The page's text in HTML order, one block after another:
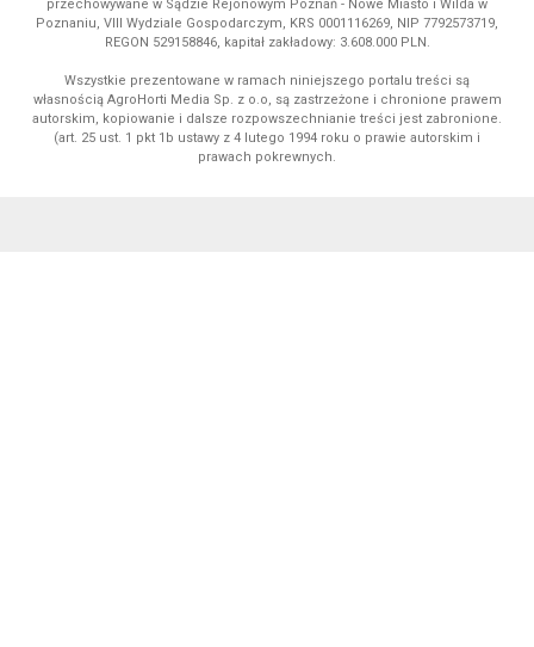
przechowywane w Sądzie Rejonowym Poznań - Nowe Miasto i Wilda w
Poznaniu, VIII Wydziale Gospodarczym, KRS 0001116269, NIP 7792573719,
REGON 529158846, kapitał zakładowy: 3.608.000 PLN.
Wszystkie prezentowane w ramach niniejszego portalu treści są
własnością AgroHorti Media Sp. z o.o, są zastrzeżone i chronione prawem
autorskim, kopiowanie i dalsze rozpowszechnianie treści jest zabronione.
(art. 25 ust. 1 pkt 1b ustawy z 4 lutego 1994 roku o prawie autorskim i
prawach pokrewnych.